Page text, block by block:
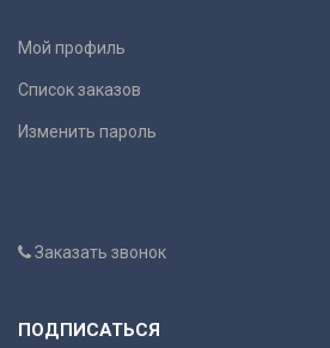
Мой профиль
Список заказов
Изменить пароль
Заказать звонок
ПОДПИСАТЬСЯ